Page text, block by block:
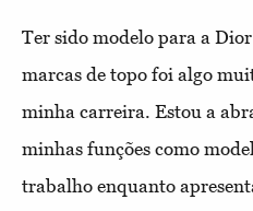
Ter sido modelo para a
marcas de topo foi algo
minha carreira. Estou a
minhas funções como
trabalho enquanto